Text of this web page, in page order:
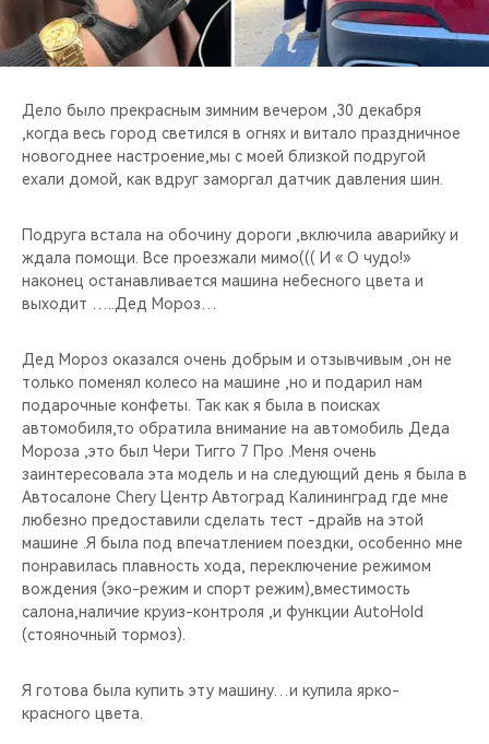
CHERY И СПОРТ
НАШИ МЕРОПРИЯТИЯ
ВИДЕООБЗОРЫ
CHERY ДЛЯ ДЕТЕЙ
Дело было прекрасным зимним вечером ,30 декабря
,когда весь город светился в огнях и витало праздничное
новогоднее настроение,мы с моей близкой подругой
ехали домой, как вдруг заморгал датчик давления шин.
Подруга встала на обочину дороги ,включила аварийку и
ждала помощи. Все проезжали мимо((( И « О чудо!»
наконец останавливается машина небесного цвета и
выходит …..Дед Мороз…
Дед Мороз оказался очень добрым и отзывчивым ,он не
только поменял колесо на машине ,но и подарил нам
подарочные конфеты. Так как я была в поисках
автомобиля,то обратила внимание на автомобиль Деда
Мороза ,это был Чери Тигго 7 Про .Меня очень
заинтересовала эта модель и на следующий день я была в
Автосалоне Chery Центр Автоград Калининград где мне
любезно предоставили сделать тест -драйв на этой
машине .Я была под впечатлением поездки, особенно мне
понравилась плавность хода, переключение режимом
вождения (эко-режим и спорт режим),вместимость
салона,наличие круиз-контроля ,и функции AutoHold
(стояночный тормоз).
Я готова была купить эту машину…и купила ярко-
красного цвета.